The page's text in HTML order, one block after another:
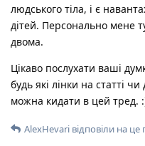
людського тіла, і є
дітей. Персонально мене
двома.
Цікаво послухати ваші
будь які лінки на статті
можна кидати в цей тред.
AlexHevari відповіли на